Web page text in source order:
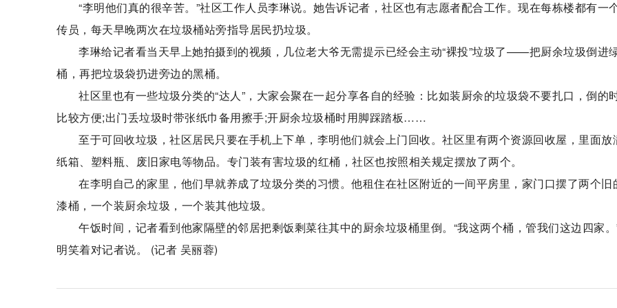
“李明他们真的很辛苦。”社区工作人员李琳说。她告诉记者，社区也有志愿者配合工作。现在每栋楼都有一
传员，每天早晚两次在垃圾桶站旁指导居民扔垃圾。
李琳给记者看当天早上她拍摄到的视频，几位老大爷无需提示已经会主动“裸投”垃圾了——把厨余垃圾倒进
桶，再把垃圾袋扔进旁边的黑桶。
社区里也有一些垃圾分类的“达人”，大家会聚在一起分享各自的经验：比如装厨余的垃圾袋不要扎口，倒的
比较方便;出门丢垃圾时带张纸巾备用擦手;开厨余垃圾桶时用脚踩踏板……
至于可回收垃圾，社区居民只要在手机上下单，李明他们就会上门回收。社区里有两个资源回收屋，里面放
纸箱、塑料瓶、废旧家电等物品。专门装有害垃圾的红桶，社区也按照相关规定摆放了两个。
在李明自己的家里，他们早就养成了垃圾分类的习惯。他租住在社区附近的一间平房里，家门口摆了两个旧
漆桶，一个装厨余垃圾，一个装其他垃圾。
午饭时间，记者看到他家隔壁的邻居把剩饭剩菜往其中的厨余垃圾桶里倒。“我这两个桶，管我们这边四家。
明笑着对记者说。 (记者 吴丽蓉)